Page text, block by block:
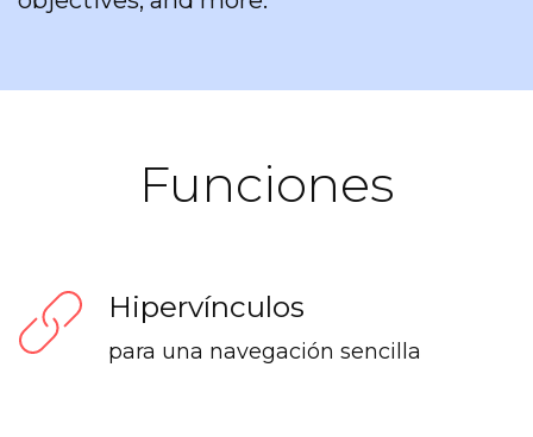
Funciones
Hipervínculos
para una navegación sencilla